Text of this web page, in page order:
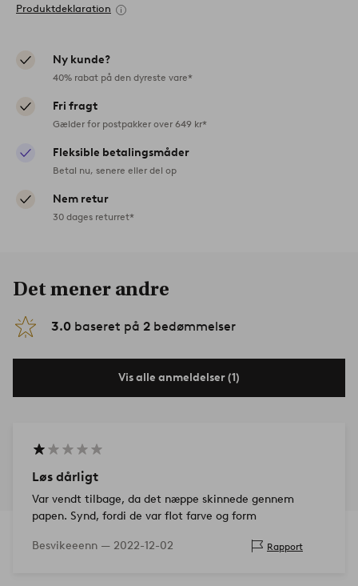
Produktdeklaration
Ny kunde?
40% rabat på den dyreste vare*
Fri fragt
Gælder for postpakker over 649 kr*
Fleksible betalingsmåder
Betal nu, senere eller del op
Nem retur
30 dages returret*
Det mener andre
3.0 baseret på 2 bedømmelser
Vis alle anmeldelser (1)
Løs dårligt
Var vendt tilbage, da det næppe skinnede gennem
papen. Synd, fordi de var flot farve og form
Besvikeeenn — 2022-12-02 Rapport